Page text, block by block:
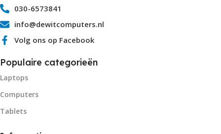
030-6573841
info@dewitcomputers.nl
Volg ons op Facebook
Populaire categorieën
Laptops
Computers
Tablets